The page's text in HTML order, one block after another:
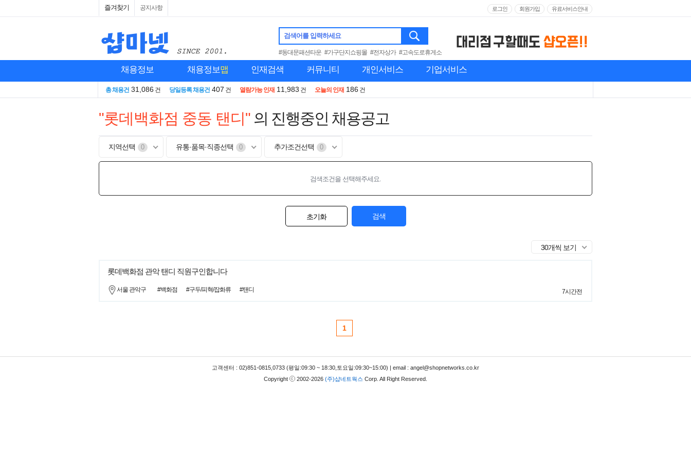
즐겨찾기 공지사항 로그인 회원가입 유료서비스안내
검색어를 입력하세요
#동대문패션타운 #가구단지쇼핑몰 #전자상가 #고속도로휴게소
채용정보 채용정보맵 인재검색 커뮤니티 개인서비스 기업서비스
총 채용건 31,086 건 당일등록 채용건 407 건 열람가능 인재 11,983 건 오늘의 인재 186 건
"롯데백화점 중동 탠디" 의 진행중인 채용공고
지역선택 0 유통·품목·직종선택 0 추가조건선택 0
검색조건을 선택해주세요.
초기화 검색
30개씩 보기
롯데백화점 관악 탠디 직원구인합니다
서울 관악구 #백화점 #구두/피혁/잡화류 #탠디 7시간전
1
고객센터 : 02)851-0815,0733 (평일:09:30 ~ 18:30,토요일:09:30~15:00) | email : angel@shopnetworks.co.kr
Copyright
2002-2026 (주)샵네트웍스 Corp. All Right Reserved.